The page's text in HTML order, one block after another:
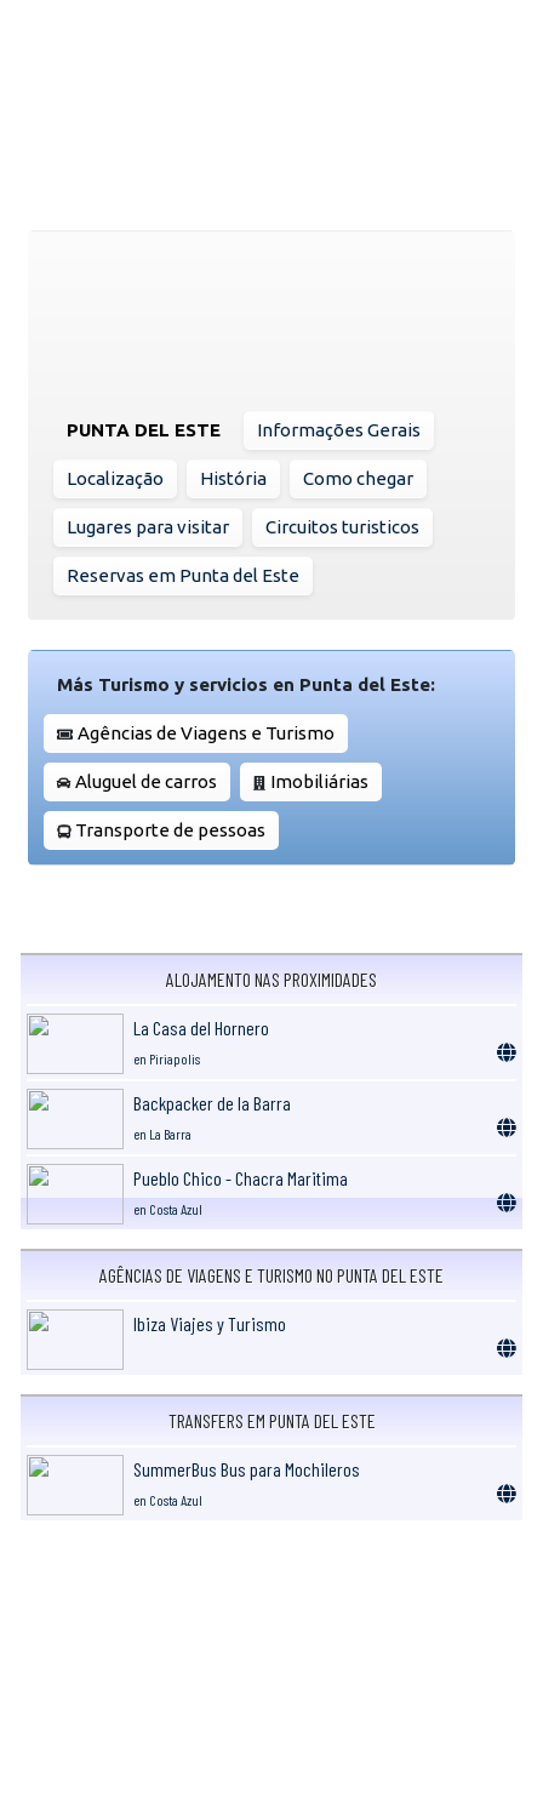
PUNTA DEL ESTE Informações Gerais
Localização História Como chegar
Lugares para visitar Circuitos turisticos
Reservas em Punta del Este
Más Turismo y servicios en Punta del Este:
Agências de Viagens e Turismo
Aluguel de carros Imobiliárias
Transporte de pessoas
ALOJAMENTO NAS PROXIMIDADES
La Casa del Hornero
en Piriapolis
Backpacker de la Barra
en La Barra
Pueblo Chico - Chacra Maritima
en Costa Azul
AGÊNCIAS DE VIAGENS E TURISMO NO PUNTA DEL ESTE
Ibiza Viajes y Turismo
TRANSFERS EM PUNTA DEL ESTE
SummerBus Bus para Mochileros
en Costa Azul